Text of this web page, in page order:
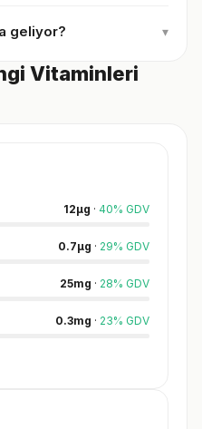
geliyor? ▾
Vitaminleri
12µg · 40% GDV
0.7µg · 29% GDV
25mg · 28% GDV
0.3mg · 23% GDV